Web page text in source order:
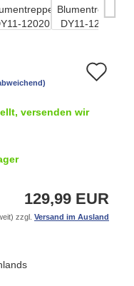
versenden wir
129,99 EUR
zzgl. Versand im Ausland